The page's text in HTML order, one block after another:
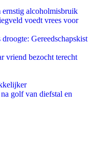
ernstig alcoholmisbruik
voedt vrees voor
Gereedschapskist
vriend bezocht terecht
golf van diefstal en